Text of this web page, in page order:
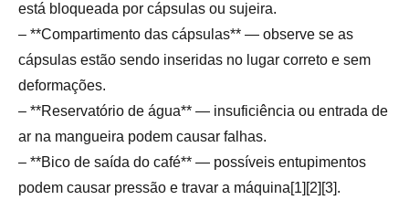
está bloqueada por cápsulas ou sujeira.
– **Compartimento das cápsulas** — observe se as
cápsulas estão sendo inseridas no lugar correto e sem
deformações.
– **Reservatório de água** — insuficiência ou entrada de
ar na mangueira podem causar falhas.
– **Bico de saída do café** — possíveis entupimentos
podem causar pressão e travar a máquina[1][2][3].